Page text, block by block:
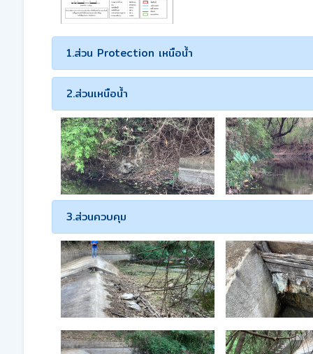
1.ส่วน Protection เหนือน้ำ
2.ส่วนเหนือน้ำ
3.ส่วนควบคุม